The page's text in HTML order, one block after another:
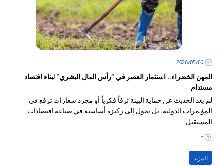
06‏/05‏/2026
المهن الخضراء.. استثمار العصر في "رأس المال البشري" لبناء اقتصاد
مستدام
لم يعد الحديث عن حماية البيئة ترفاً فكرياً أو مجرد شعارات ترفع في
المؤتمرات الدولية، بل تحول إلى ركيزة أساسية في صياغة اقتصادات
المستقبل
-
المزيد